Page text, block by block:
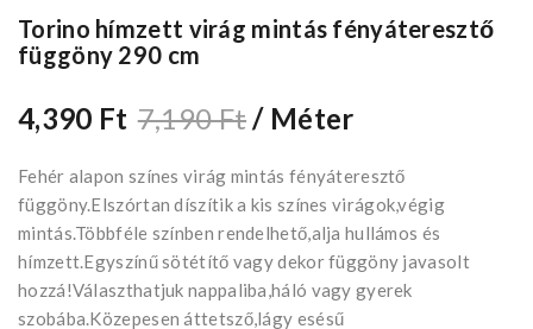
Torino hímzett virág mintás fényáteresztő
függöny 290 cm
4,390 Ft 7,190 Ft/ Méter
Fehér alapon színes virág mintás fényáteresztő
függöny.Elszórtan díszítik a kis színes virágok,végig
mintás.Többféle színben rendelhető,alja hullámos és
hímzett.Egyszínű sötétítő vagy dekor függöny javasolt
hozzá!Választhatjuk nappaliba,háló vagy gyerek
szobába.Közepesen áttetsző,lágy esésű